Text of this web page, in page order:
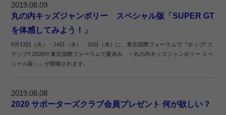
2019.08.09
丸の内キッズジャンボリー スペシャル版「SUPER GT
を体感してみよう！」
8月13日（火）・14日（水）・15日（木）に、東京国際フォーラムで『ホップ! ス
テップ!! 2020!!! 東京国際フォーラムで夏休み ～丸の内キッズジャンボリー スペ
シャル版～』が開催されます。
2019.08.08
2020 サポーターズクラブ会員プレゼント 何が欲しい？